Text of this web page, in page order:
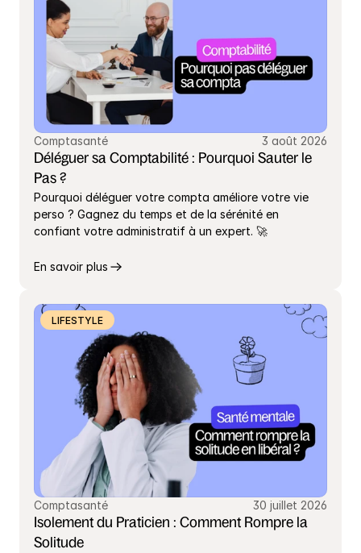
Comptasanté 3 août 2026
Déléguer sa Comptabilité : Pourquoi Sauter le
Pas ?
Pourquoi déléguer votre compta améliore votre vie
perso ? Gagnez du temps et de la sérénité en
confiant votre administratif à un expert. 🚀
En savoir plus
LIFESTYLE
Comptasanté 30 juillet 2026
Isolement du Praticien : Comment Rompre la
Solitude